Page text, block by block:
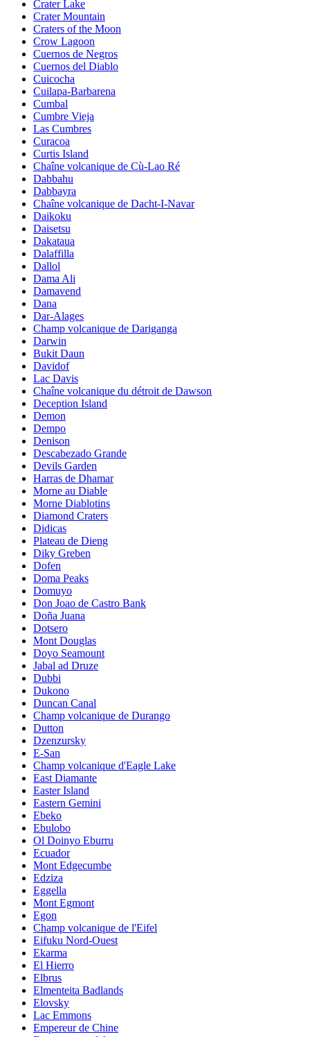
Crater Lake
Crater Mountain
Craters of the Moon
Crow Lagoon
Cuernos de Negros
Cuernos del Diablo
Cuicocha
Cuilapa-Barbarena
Cumbal
Cumbre Vieja
Las Cumbres
Curacoa
Curtis Island
Chaîne volcanique de Cù-Lao Ré
Dabbahu
Dabbayra
Chaîne volcanique de Dacht-I-Navar
Daikoku
Daisetsu
Dakataua
Dalaffilla
Dallol
Dama Ali
Damavend
Dana
Dar-Alages
Champ volcanique de Dariganga
Darwin
Bukit Daun
Davidof
Lac Davis
Chaîne volcanique du détroit de Dawson
Deception Island
Demon
Dempo
Denison
Descabezado Grande
Devils Garden
Harras de Dhamar
Morne au Diable
Morne Diablotins
Diamond Craters
Didicas
Plateau de Dieng
Diky Greben
Dofen
Doma Peaks
Domuyo
Don Joao de Castro Bank
Doña Juana
Dotsero
Mont Douglas
Doyo Seamount
Jabal ad Druze
Dubbi
Dukono
Duncan Canal
Champ volcanique de Durango
Dutton
Dzenzursky
E-San
Champ volcanique d'Eagle Lake
East Diamante
Easter Island
Eastern Gemini
Ebeko
Ebulobo
Ol Doinyo Eburru
Ecuador
Mont Edgecumbe
Edziza
Eggella
Mont Egmont
Egon
Champ volcanique de l'Eifel
Eifuku Nord-Ouest
Ekarma
El Hierro
Elbrus
Elmenteita Badlands
Elovsky
Lac Emmons
Empereur de Chine